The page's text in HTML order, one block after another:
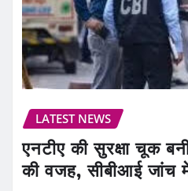
LATEST NEWS
एनटीए की सुरक्षा चूक
की वजह, सीबीआई जांच